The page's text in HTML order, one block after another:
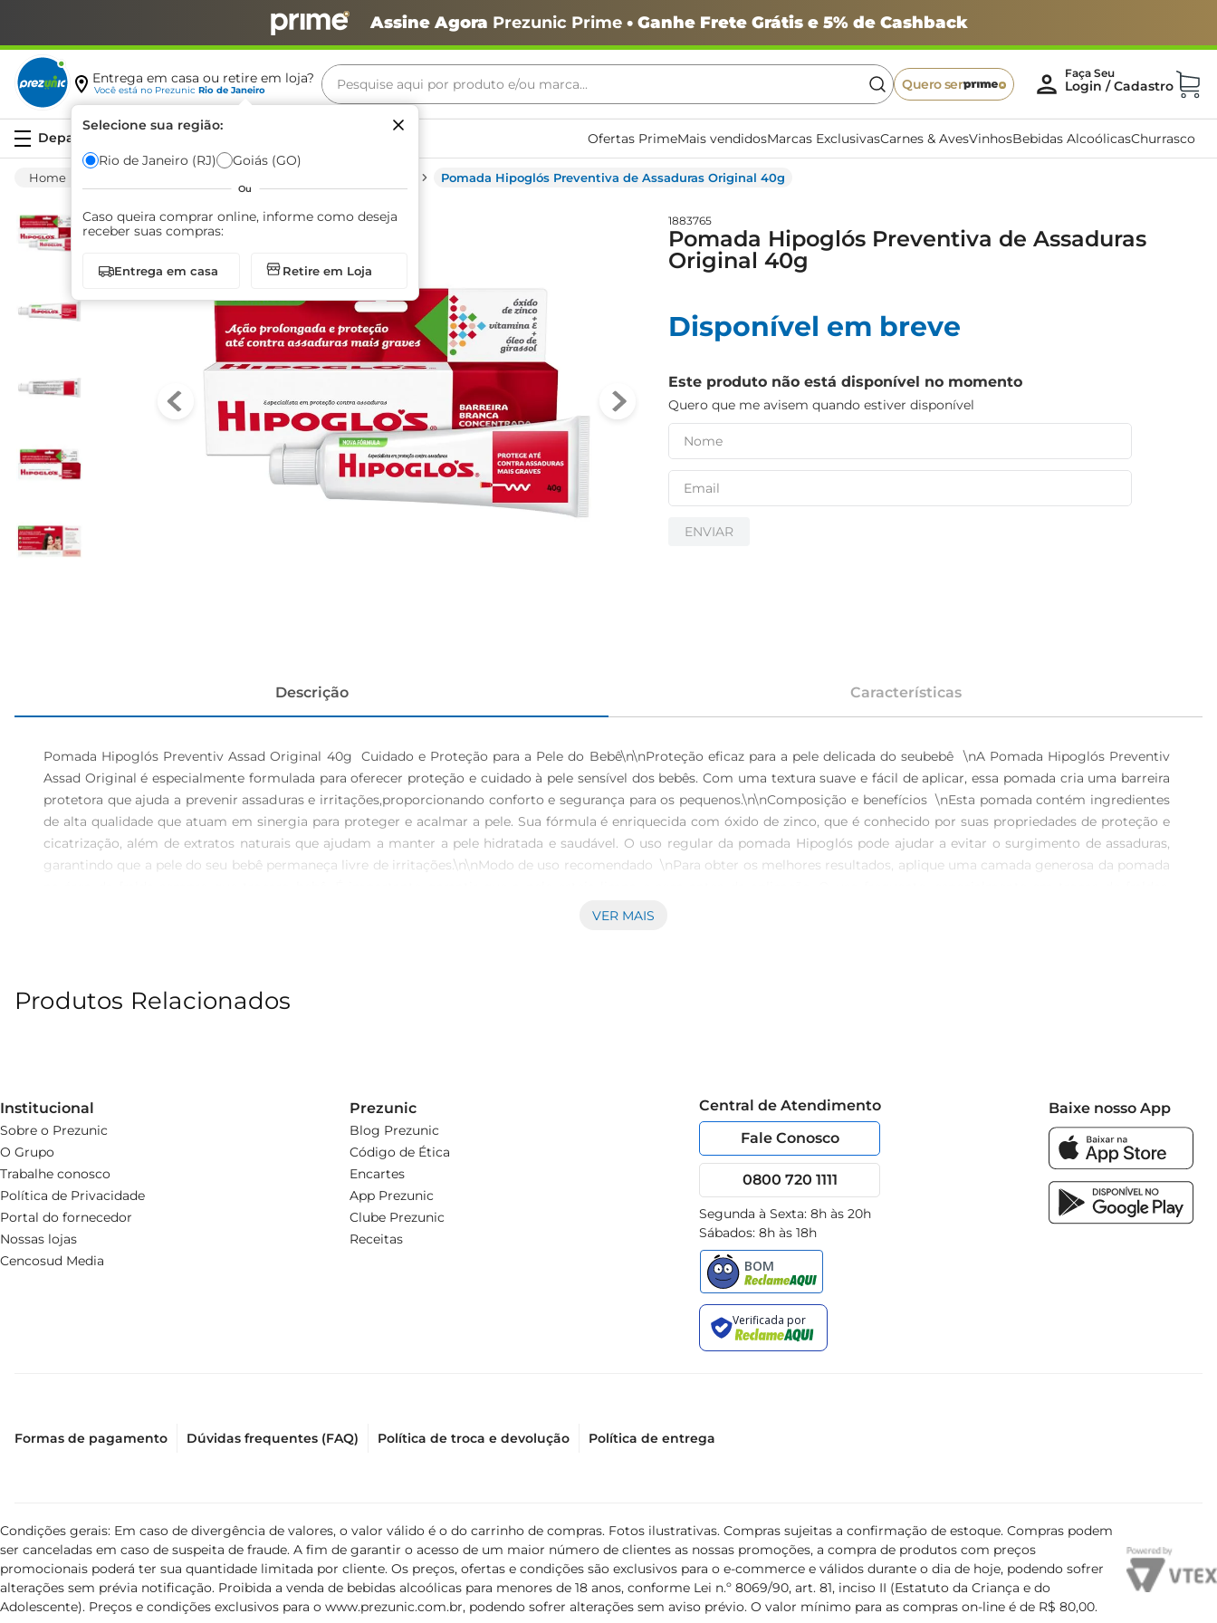
Assine Agora Prezunic Prime• Ganhe Frete Grátis e 5% de Cashback
Entrega em casa ou retire em loja?
Você está no Prezunic Rio de Janeiro
Selecione sua região:
Rio de Janeiro (RJ) Goiás (GO)
Ou
Caso queira comprar online, informe como deseja
receber suas compras:
Entrega em casa Retire em Loja
Pesquise aqui por produto e/ou marca...
Quero ser
Ofertas PrimeMais vendidosMarcas ExclusivasCarnes & AvesVinhosBebidas AlcoólicasChurrasco
Pomada Hipoglós Preventiva de Assaduras Original 40g
1883765
Pomada Hipoglós Preventiva de Assaduras
Original 40g
Disponível em breve
Este produto não está disponível no momento
Quero que me avisem quando estiver disponível
ENVIAR
Descrição Características
Pomada Hipoglós Preventiv Assad Original 40g  Cuidado e Proteção para a Pele do Bebê\n\nProteção eficaz para a pele delicada do seubebê  \nA Pomada Hipoglós Preventiv
Assad Original é especialmente formulada para oferecer proteção e cuidado à pele sensível dos bebês. Com uma textura suave e fácil de aplicar, essa pomada cria uma barreira
protetora que ajuda a prevenir assaduras e irritações,proporcionando conforto e segurança para os pequenos.\n\nComposição e benefícios  \nEsta pomada contém ingredientes
de alta qualidade que atuam em sinergia para proteger e acalmar a pele. Sua fórmula é enriquecida com óxido de zinco, que é conhecido por suas propriedades de proteção e
cicatrização, além de extratos naturais que ajudam a manter a pele hidratada e saudável. O uso regular da pomada Hipoglós pode ajudar a evitar o surgimento de assaduras,
garantindo que a pele do seu bebê permaneça livre de irritações.\n\nModo de uso recomendado  \nPara obter os melhores resultados, aplique uma camada generosa da pomada
maximiza a eficácia do produto e ajuda a manter a pele do seu bebê protegida ao longo do dia.\n\nSegurança e confiabilidade  \nA Pomada Hipoglós é uma marca reconhecida e
VER MAIS
Produtos Relacionados
Institucional
Sobre o Prezunic
O Grupo
Trabalhe conosco
Política de Privacidade
Portal do fornecedor
Nossas lojas
Cencosud Media
Prezunic
Blog Prezunic
Código de Ética
Encartes
App Prezunic
Clube Prezunic
Receitas
Central de Atendimento
Fale Conosco
0800 720 1111
Segunda à Sexta: 8h às 20h
Sábados: 8h às 18h
Baixe nosso App
Formas de pagamento Dúvidas frequentes (FAQ) Política de troca e devolução Política de entrega
Condições gerais: Em caso de divergência de valores, o valor válido é o do carrinho de compras. Fotos ilustrativas. Compras sujeitas a confirmação de estoque. Compras podem
ser canceladas em caso de suspeita de fraude. A fim de garantir o acesso de um maior número de clientes as nossas promoções, a compra de produtos com preços
promocionais poderá ter sua quantidade limitada por cliente. Os preços, ofertas e condições são exclusivos para o e-commerce e válidos durante o dia de hoje, podendo sofrer
alterações sem prévia notificação. Proibida a venda de bebidas alcoólicas para menores de 18 anos, conforme Lei n.º 8069/90, art. 81, inciso II (Estatuto da Criança e do
Adolescente). Preços e condições exclusivos para o www.prezunic.com.br, podendo sofrer alterações sem aviso prévio. O valor mínimo para as compras on-line é de R$ 80,00.
Termos mais buscados
café
azeite
biscoito
arroz
iogurte
papel higiênico
cerveja